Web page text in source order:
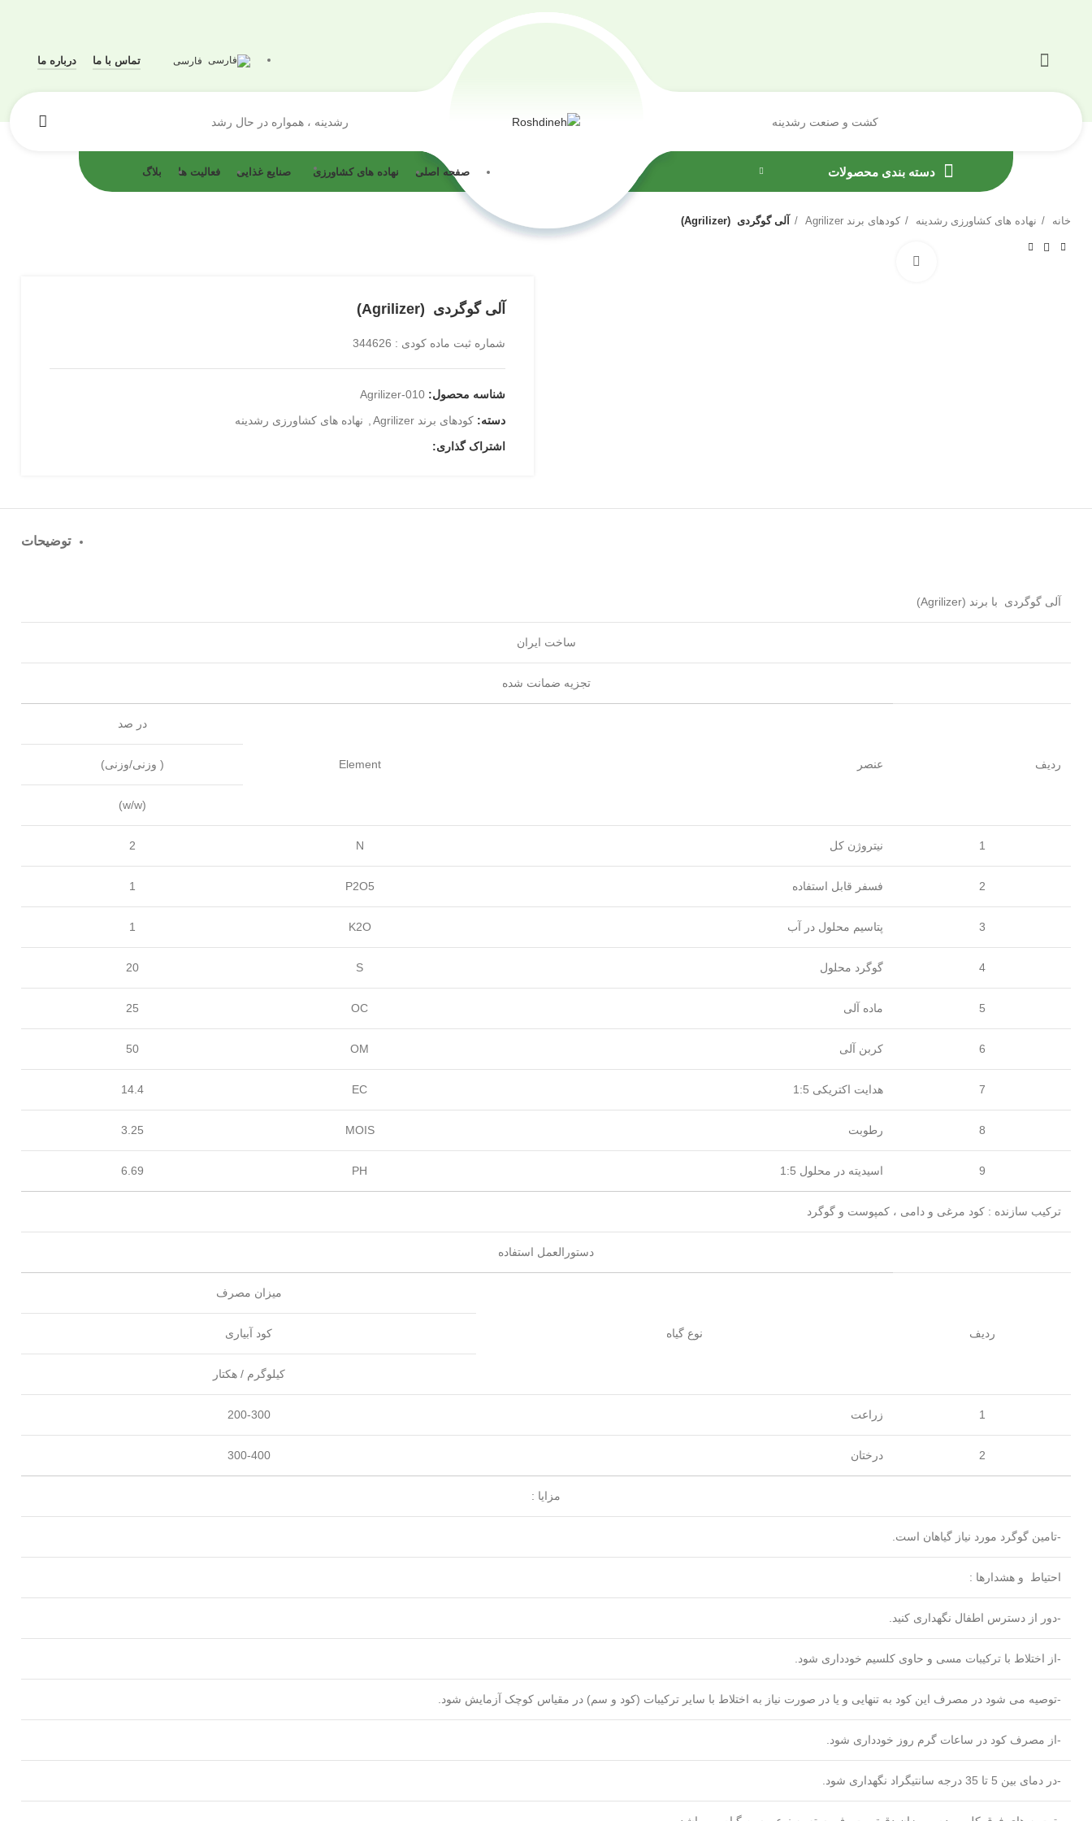
فارسی تماس با ما درباره ما
کشت و صنعت رشدینه رشدینه ، همواره در حال رشد
دسته بندی محصولات صفحه اصلی نهاده های کشاورزی صنایع غذایی فعالیت ها بلاگ
خانه نهاده های کشاورزی رشدینه کودهای برند Agrilizer آلی گوگردی (Agrilizer)
آلی گوگردی (Agrilizer)
شماره ثبت ماده کودی : 344626
شناسه محصول: Agrilizer-010
دسته: کودهای برند Agrilizer
نهاده های کشاورزی رشدینه
اشتراک گذاری:
توضیحات
آلی گوگردی با برند (Agrilizer)
ساخت ایران
تجزیه ضمانت شده
ردیف عنصر Element
در صد
( وزنی/وزنی)
(w/w)
1 نیتروژن کل N
2
2 فسفر قابل استفاده P2O5
1
3 پتاسیم محلول در آب K2O
1
4 گوگرد محلول S
20
5 ماده آلی OC
25
6 کربن آلی OM
50
7 هدایت اکتریکی 1:5 EC
14.4
8 رطوبت MOIS
3.25
9 اسیدیته در محلول 1:5 PH
6.69
ترکیب سازنده : کود مرغی و دامی ، کمپوست و گوگرد
دستورالعمل استفاده
ردیف نوع گیاه
میزان مصرف
کود آبیاری
کیلوگرم / هکتار
1 زراعت 200-300
2 درختان 300-400
مزایا :
-تامین گوگرد مورد نیاز گیاهان است.
احتیاط و هشدارها :
-دور از دسترس اطفال نگهداری کنید.
-از اختلاط با ترکیبات مسی و حاوی کلسیم خودداری شود.
-توصیه می شود در مصرف این کود به تنهایی و یا در صورت نیاز به اختلاط با سایر ترکیبات (کود و سم) در مقیاس کوچک آزمایش شود.
-از مصرف کود در ساعات گرم روز خودداری شود.
-در دمای بین 5 تا 35 درجه سانتیگراد نگهداری شود.